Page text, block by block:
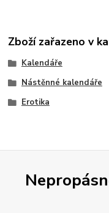
Zboží zařazeno v
Kalendáře
Nástěnné kalendáře
Erotika